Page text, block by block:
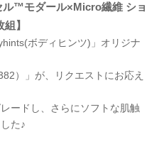
ル™モダール×Micro繊維 ショ
】
ボディヒンツ)」オリジナ
）」が、リクエストにお応え
ードし、さらにソフトな肌触
た♪